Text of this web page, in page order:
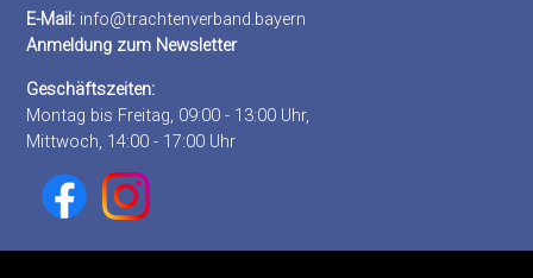
E-Mail: info@trachtenverband.bayern
Anmeldung zum Newsletter
Geschäftszeiten:
Montag bis Freitag, 09:00 - 13:00 Uhr,
Mittwoch, 14:00 - 17:00 Uhr